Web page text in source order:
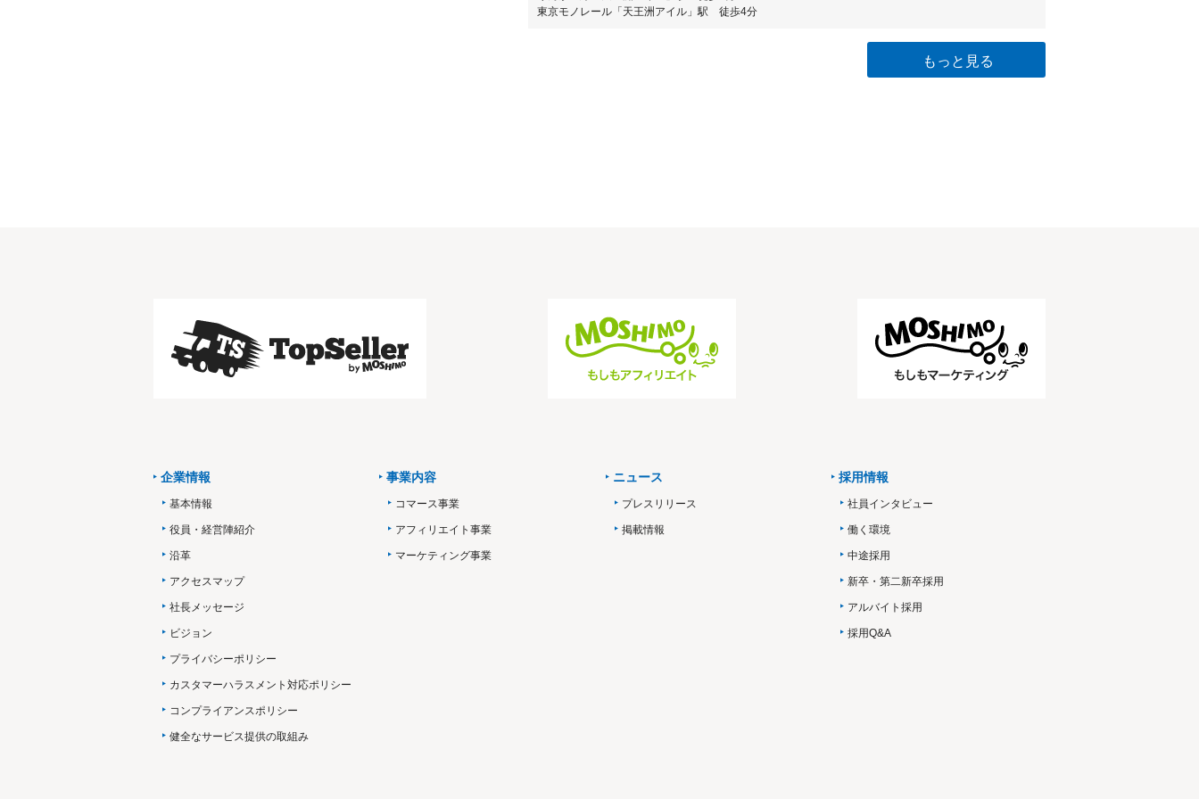
東京モノレール「天王洲アイル」駅 徒歩4分
もっと見る
企業情報
基本情報
役員・経営陣紹介
沿革
アクセスマップ
社長メッセージ
ビジョン
プライバシーポリシー
カスタマーハラスメント対応ポリシー
コンプライアンスポリシー
健全なサービス提供の取組み
事業内容
コマース事業
アフィリエイト事業
マーケティング事業
ニュース
プレスリリース
掲載情報
採用情報
社員インタビュー
働く環境
中途採用
新卒・第二新卒採用
アルバイト採用
採用Q&A